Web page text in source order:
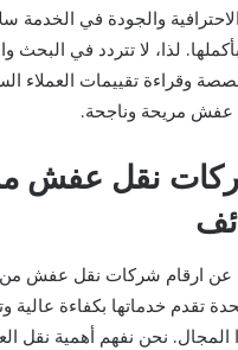
والجودة في
لذا، لا تتردد في البحث
وقراءة تقييمات العملاء
عفش مريحة وناجحة.
نقل عفش
عن ارقام شركات نقل عفش
تقدم خدماتها بكفاءة عالية
المجال. نحن نفهم أهمية نقل